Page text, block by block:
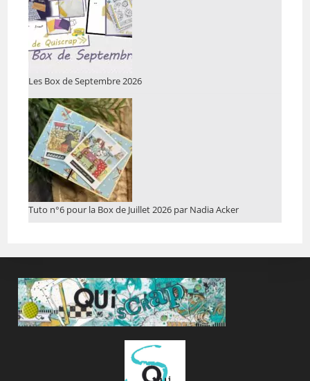
Les Box de Septembre 2026
Tuto n°6 pour la Box de Juillet 2026 par Nadia Acker